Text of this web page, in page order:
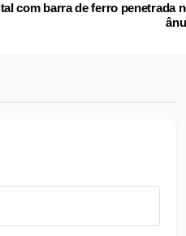
com barra de ferro penetrada